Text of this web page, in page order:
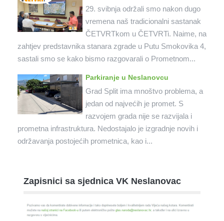
29. svibnja održali smo nakon dugo
vremena naš tradicionalni sastanak
ČETVRTkom u ČETVRTi. Naime, na
zahtjev predstavnika stanara zgrade u Putu Smokovika 4,
sastali smo se kako bismo razgovarali o Prometnom...
Parkiranje u Neslanovcu
Grad Split ima mnoštvo problema, a
jedan od najvećih je promet. S
razvojem grada nije se razvijala i
prometna infrastruktura. Nedostajalo je izgradnje novih i
održavanja postojećih prometnica, kao i...
Zapisnici sa sjednica VK Neslanovac